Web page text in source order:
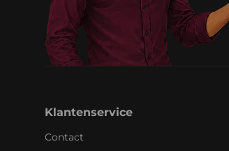
Klantenservice
Contact